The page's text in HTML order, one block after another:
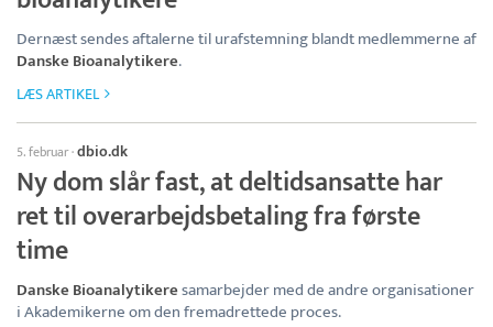
Dernæst sendes aftalerne til urafstemning blandt medlemmerne af
Danske Bioanalytikere.
LÆS ARTIKEL
5. februar·dbio.dk
Ny dom slår fast, at deltidsansatte har
ret til overarbejdsbetaling fra første
time
Danske Bioanalytikeresamarbejder med de andre organisationer
i Akademikerne om den fremadrettede proces.